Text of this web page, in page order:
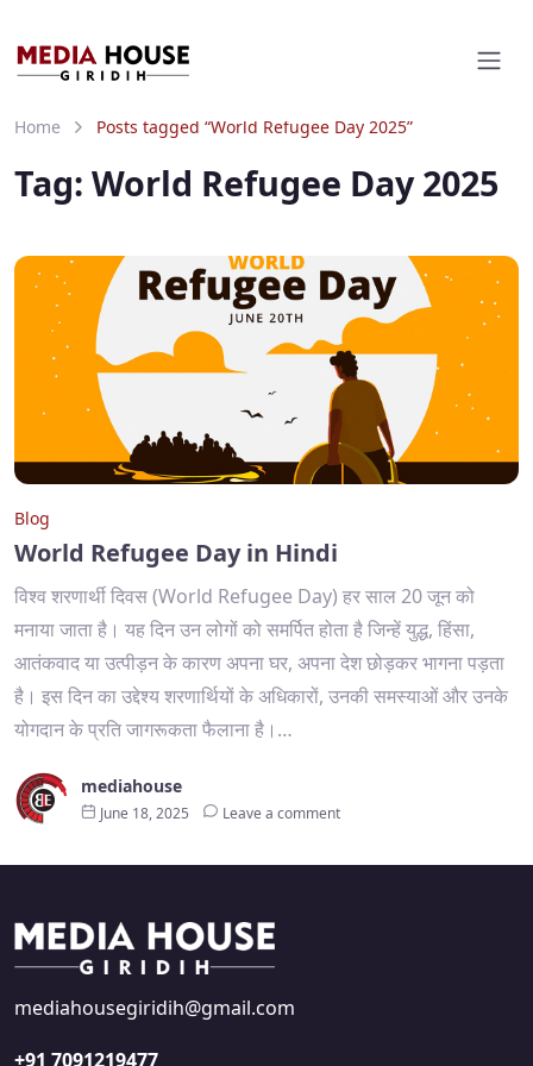
Home Posts tagged “World Refugee Day 2025”
Tag: World Refugee Day 2025
Blog
World Refugee Day in Hindi
विश्व शरणार्थी दिवस (World Refugee Day) हर साल 20 जून को
मनाया जाता है। यह दिन उन लोगों को समर्पित होता है जिन्हें युद्ध, हिंसा,
आतंकवाद या उत्पीड़न के कारण अपना घर, अपना देश छोड़कर भागना पड़ता
है। इस दिन का उद्देश्य शरणार्थियों के अधिकारों, उनकी समस्याओं और उनके
योगदान के प्रति जागरूकता फैलाना है।…
mediahouse
June 18, 2025 Leave a comment
mediahousegiridih@gmail.com
+91 7091219477